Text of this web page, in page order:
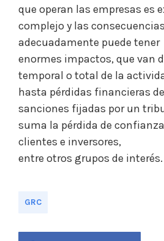
que operan las empresas es
complejo y las
adecuadamente puede tener
enormes impactos, que van
temporal o total de la
hasta pérdidas financieras
sanciones fijadas por un
suma la pérdida de
clientes e inversores,
entre otros grupos de interés.
GRC